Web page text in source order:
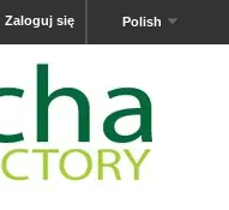
Polish
Zaloguj się